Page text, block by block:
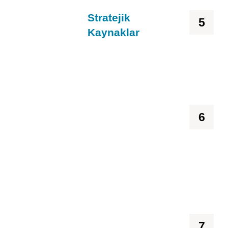
Stratejik
Kaynaklar
5
6